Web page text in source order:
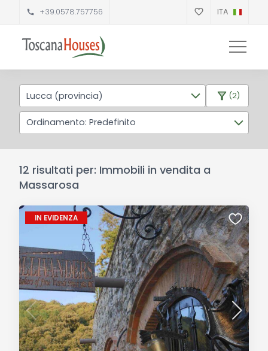
+39.0578.757756 ITA
Lucca (provincia) (2)
Ordinamento: Predefinito
12 risultati per: Immobili in vendita a
Massarosa
IN EVIDENZA